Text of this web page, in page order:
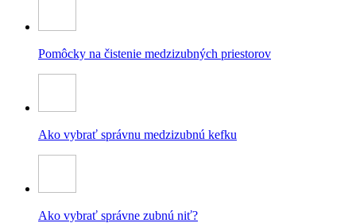
Pomôcky na čistenie medzizubných priestorov
Ako vybrať správnu medzizubnú kefku
Ako vybrať správne zubnú niť?